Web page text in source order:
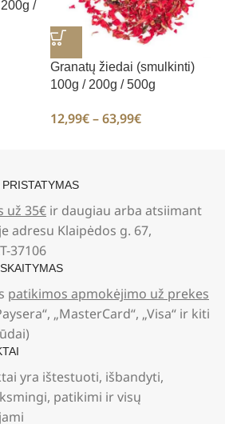
/
Granatų žiedai (smulkinti)
100g / 200g / 500g
12,99€–63,99€
už 35€ ir daugiau arba atsiimant
adresu Klaipėdos g. 67,
37106
patikimos apmokėjimo už prekes
„MasterCard“, „Visa“ ir kiti
yra ištestuoti, išbandyti,
patikimi ir visų